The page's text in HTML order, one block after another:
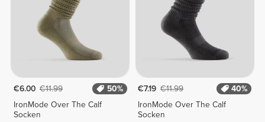
€6.00 €11.99
50%
IronMode Over The Calf
Socken
€7.19 €11.99
40%
IronMode Over The Calf
Socken